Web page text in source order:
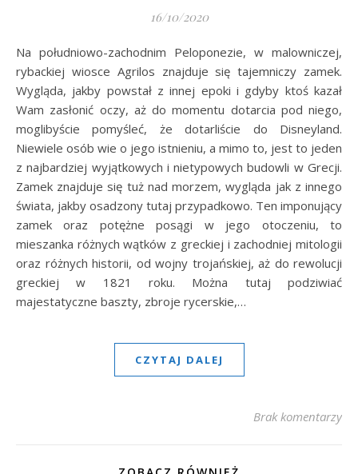
16/10/2020
Na południowo-zachodnim Peloponezie, w malowniczej,
rybackiej wiosce Agrilos znajduje się tajemniczy zamek.
Wygląda, jakby powstał z innej epoki i gdyby ktoś kazał
Wam zasłonić oczy, aż do momentu dotarcia pod niego,
moglibyście pomyśleć, że dotarliście do Disneyland.
Niewiele osób wie o jego istnieniu, a mimo to, jest to jeden
z najbardziej wyjątkowych i nietypowych budowli w Grecji.
Zamek znajduje się tuż nad morzem, wygląda jak z innego
świata, jakby osadzony tutaj przypadkowo. Ten imponujący
zamek oraz potężne posągi w jego otoczeniu, to
mieszanka różnych wątków z greckiej i zachodniej mitologii
oraz różnych historii, od wojny trojańskiej, aż do rewolucji
greckiej w 1821 roku. Można tutaj podziwiać
majestatyczne baszty, zbroje rycerskie,…
CZYTAJ DALEJ
Brak komentarzy